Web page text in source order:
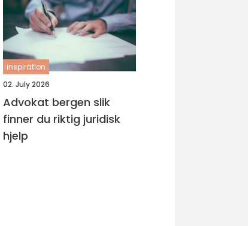
inspiration
02. July 2026
Advokat bergen slik
finner du riktig juridisk
hjelp